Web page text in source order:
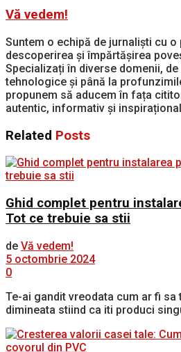
Vă vedem!
Suntem o echipă de jurnaliști cu
descoperirea și împărtășirea
Specializați în diverse domenii,
tehnologice și până la
propunem să aducem în fața
autentic, informativ și
Related Posts
Ghid complet pentru
Tot ce trebuie sa stii
de Vă vedem!
5 octombrie 2024
0
Te-ai gandit vreodata cum ar fi
dimineata stiind ca iti produci